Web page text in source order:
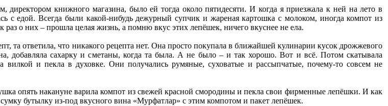
книжного магазина, было ей тогда около пятидесяти. И когда я приезжала к ней на лето в
с едой. Всегда были какой-нибудь дежурный супчик и жареная картошка с молоком, иногда компот из
о них – прошла целая жизнь, а помню вкус этих лепёшек, ничего вкуснее не ела.
та ответила, что никакого рецепта нет. Она просто покупала в ближайшей кулинарии кусок дрожжевого
добавляла сахарку и сметаны, когда та была. А не было – и так хорошо. Вот и всё. Потом скатывала
вилкой и пекла в духовке. Они получались румяные, суховатые и рассыпчатые, почему-то совсем не
опять накануне варила компот из свежей красной смородины и пекла свои фирменные лепёшки. И как
бутылку из-под вкусного вина «Мурфатлар» с этим компотом и пакет лепёшек.